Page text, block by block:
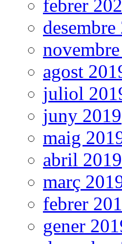
febrer
desembre
agost
juliol
juny 2019
maig
abril 2019
març
febrer
gener